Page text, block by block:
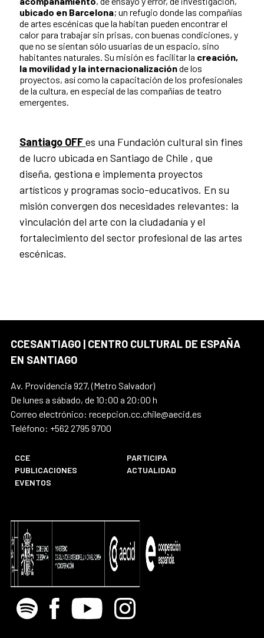
ubicado en Barcelona; un refugio donde las compañías
de artes escénicas que la habitan pueden encontrar el
calor para trabajar sin prisas, con buenas condiciones, y
que no se sientan sólo usuarias de un espacio, sino
habitantes naturales. Su misión es facilitar la creación,
la movilidad y la internacionalizaciónde los
proyectos, así como la capacitación de los profesionales
de la cultura, en especial de las compañías de teatro
emergentes.
Santiago OFFes una Fundación cultural sin fines
de lucro ubicada en Santiago de Chile , que
diseña, gestiona e implementa proyectos
artísticos y programas socio-educativos. En su
misión convergen dos necesidades relevantes: la
vinculación del arte con la ciudadanía y el
fortalecimiento del sector profesional de las artes
escénicas.
CCESANTIAGO | CENTRO CULTURAL DE ESPAÑA
EN SANTIAGO
Av. Providencia 927, (Metro Salvador)
De lunes a sábado, de 10:00 a 20:00 h
Correo electrónico: recepcion.cc.chile@aecid.es
Teléfono: +562 2795 9700
CCE
PARTICIPA
PUBLICACIONES
ACTUALIDAD
EVENTOS
Spotify Facebook
Youtube Instagram